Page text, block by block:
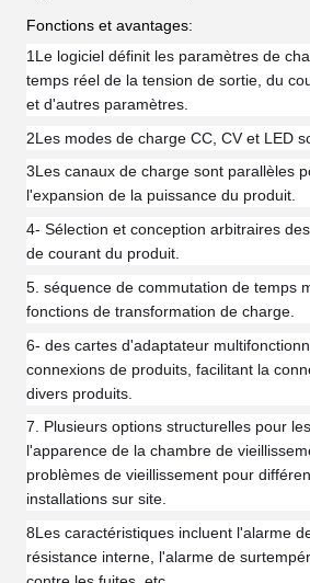
Fonctions et avantages:
1Le logiciel définit les paramètres de
temps réel de la tension de sortie, du
et d'autres paramètres.
2Les modes de charge CC, CV et LED
3Les canaux de charge sont parallèles
l'expansion de la puissance du produit.
4- Sélection et conception arbitraires
de courant du produit.
5. séquence de commutation de temps
fonctions de transformation de charge.
6- des cartes d'adaptateur
connexions de produits, facilitant la
divers produits.
7. Plusieurs options structurelles pour
l'apparence de la chambre de
problèmes de vieillissement pour
installations sur site.
8Les caractéristiques incluent l'alarme
résistance interne, l'alarme de